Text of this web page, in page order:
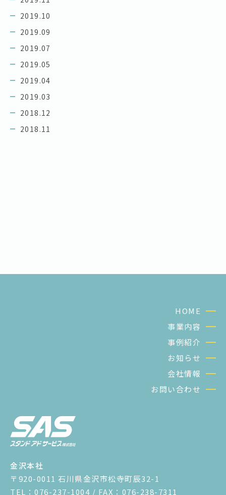
2019.10
2019.09
2019.07
2019.05
2019.04
2019.03
2018.12
2018.11
HOME
事業内容
事例紹介
お知らせ
会社情報
お問い合わせ
金沢本社
〒920-0011 石川県金沢市松寺町辰32-1
TEL：076-237-1004 / FAX：076-238-7311